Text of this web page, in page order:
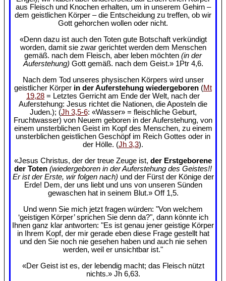
aus Fleisch und Knochen erhalten, um in unserem Gehirn –
dem geistlichen Körper – die Entscheidung zu treffen, ob wir
Gott gehorchen wollen oder nicht.
«Denn dazu ist auch den Toten gute Botschaft verkündigt
worden, damit sie zwar gerichtet werden dem Menschen
gemäß. nach dem Fleisch, aber leben möchten (in der
Auferstehung) Gott gemäß. nach dem Geist.» 1Ptr 4,6.
Nach dem Tod unseres physischen Körpers wird unser
geistlicher Körper in der Auferstehung wiedergeboren (Mt
19,28 = Letztes Gerricht am Ende der Welt, nach der
Auferstehung: Jesus richtet die Nationen, die Aposteln die
Juden.); (Jh 3,5-6: «Wasser» = fleischliche Geburt,
Fruchtwasser) von Neuem geboren in der Auferstehung, von
einem unsterblichen Geist im Kopf des Menschen, zu einem
unsterblichen geistlichen Geschöpf im Reich Gottes oder in
der Hölle. (Jh 3,3).
«Jesus Christus, der der treue Zeuge ist, der Erstgeborene
der Toten (wiedergeboren in der Auferstehung des Geistes!!
Er ist der Erste, wir folgen nach) und der Fürst der Könige der
Erde! Dem, der uns liebt und uns von unseren Sünden
gewaschen hat in seinem Blut.» Off 1,5.
Und wenn Sie mich jetzt fragen würden: "Von welchem
‘geistigen Körper’ sprichen Sie denn da?", dann könnte ich
Ihnen ganz klar antworten: "Es ist genau jener geistige Körper
in Ihrem Kopf, der mir gerade eben diese Frage gestellt hat
und den Sie noch nie gesehen haben und auch nie sehen
werden, weil er unsichtbar ist."
«Der Geist ist es, der lebendig macht; das Fleisch nützt
nichts.» Jh 6,63.